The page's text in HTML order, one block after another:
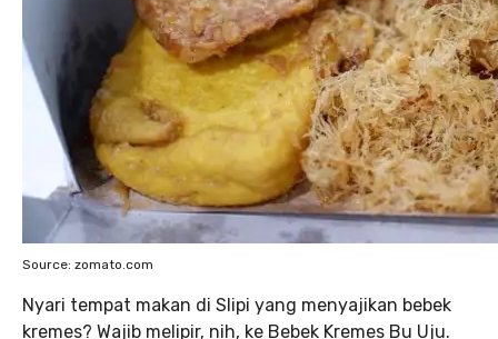
Source: zomato.com
Nyari tempat makan di Slipi yang menyajikan bebek
kremes? Wajib melipir, nih, ke Bebek Kremes Bu Uju.